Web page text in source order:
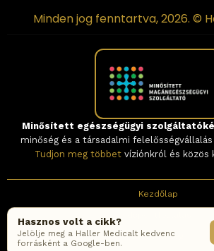
Hasznos volt a cikk?
Jelölje meg a Haller Medicalt kedvenc
forrásként a Google-ben.
Minden jog fenntartva, 2026. ©
Minősített egészségügyi
minőség és a társadalmi
Tudjon meg többetvíziónkról és közös
Kezdőlap
Elérhetőség